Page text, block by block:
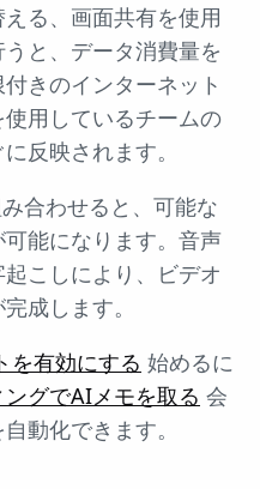
る、画面共有を使用
と、データ消費量を
きのインターネット
用しているチームの
反映されます。
合わせると、可能な
能になります。音声
こしにより、ビデオ
成します。
を有効にする 始めるに
グでAIメモを取る 会
動化できます。